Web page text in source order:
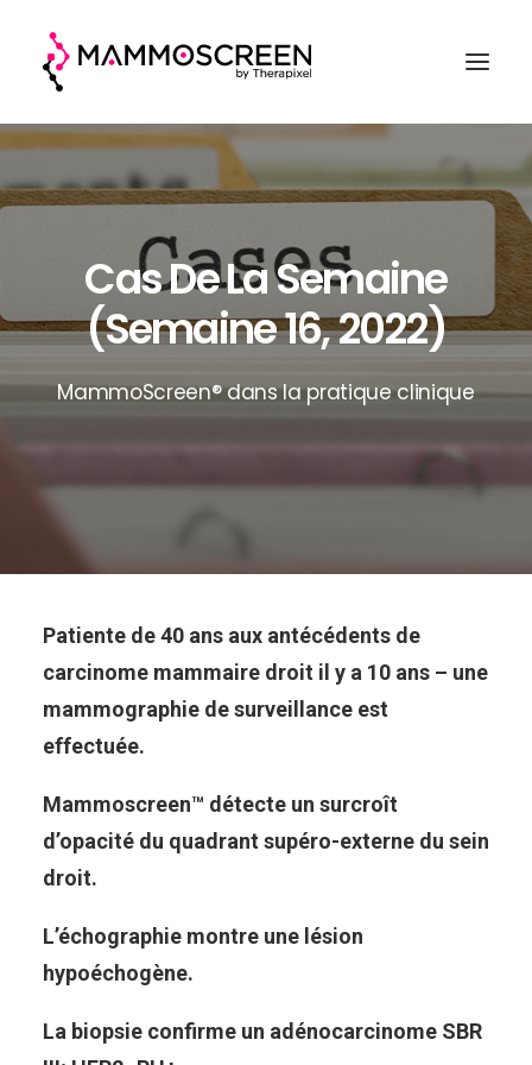
ACCUEIL
CLINIQUE
EVALUATION
A PROPOS
Cas De La Semaine
(semaine 16, 2022)
MammoScreen® dans la pratique clinique
Patiente de 40 ans aux antécédents de
carcinome mammaire droit il y a 10 ans – une
mammographie de surveillance est
effectuée.
Mammoscreen™ détecte un surcroît
d’opacité du quadrant supéro-externe du sein
droit.
L’échographie montre une lésion
hypoéchogène.
La biopsie confirme un adénocarcinome SBR